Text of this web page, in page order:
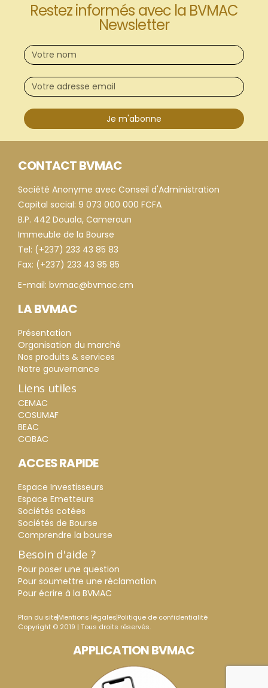
Restez informés avec la BVMAC
Newsletter
Je m'abonne
CONTACT BVMAC
Société Anonyme avec Conseil d'Administration
Capital social: 9 073 000 000 FCFA
B.P. 442 Douala, Cameroun
Immeuble de la Bourse
Tel: (+237) 233 43 85 83
Fax: (+237) 233 43 85 85
E-mail: bvmac@bvmac.cm
LA BVMAC
Présentation
Organisation du marché
Nos produits & services
Notre gouvernance
Liens utiles
CEMAC
COSUMAF
BEAC
COBAC
ACCES RAPIDE
Espace Investisseurs
Espace Emetteurs
Sociétés cotées
Sociétés de Bourse
Comprendre la bourse
Besoin d'aide ?
Pour poser une question
Pour soumettre une réclamation
Pour écrire à la BVMAC
Plan du siteMentions légalesPolitique de confidentialité
Copyright © 2019 | Tous droits réservés.
APPLICATION BVMAC